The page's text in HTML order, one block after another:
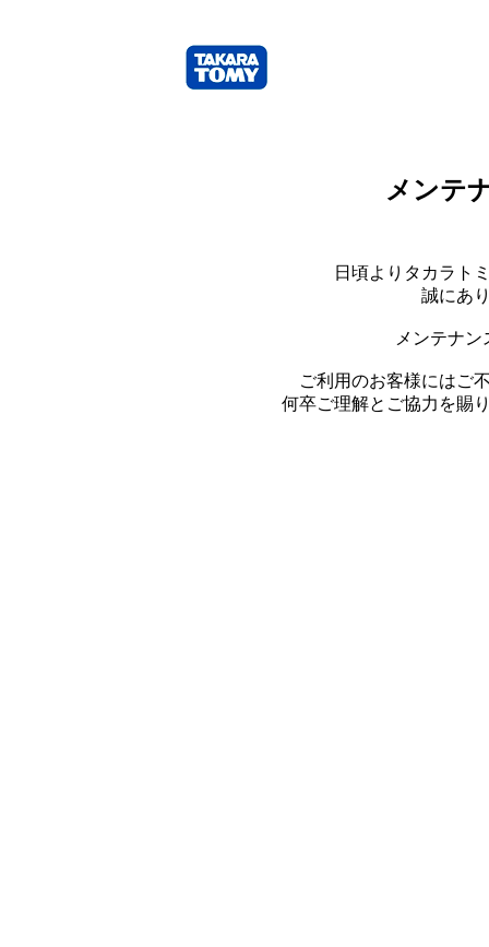
メンテ
日頃よりタカラト
誠にあ
メンテナ
ご利用のお客様にはご
何卒ご理解とご協力を賜